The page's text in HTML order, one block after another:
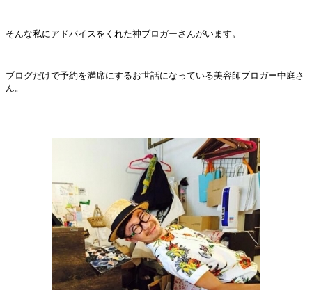
そんな私にアドバイスをくれた神ブロガーさんがいます。
ブログだけで予約を満席にするお世話になっている美容師ブロガー中庭さ
ん。